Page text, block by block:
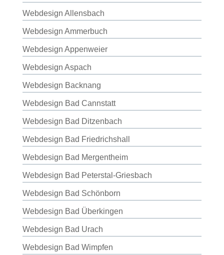
Webdesign Allensbach
Webdesign Ammerbuch
Webdesign Appenweier
Webdesign Aspach
Webdesign Backnang
Webdesign Bad Cannstatt
Webdesign Bad Ditzenbach
Webdesign Bad Friedrichshall
Webdesign Bad Mergentheim
Webdesign Bad Peterstal-Griesbach
Webdesign Bad Schönborn
Webdesign Bad Überkingen
Webdesign Bad Urach
Webdesign Bad Wimpfen